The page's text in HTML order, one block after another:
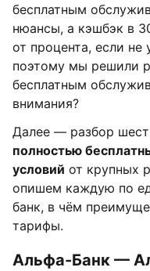
бесплатным
нюансы, а кэшбэк в
от процента, если не
поэтому мы решили
бесплатным
внимания?
Далее — разбор
полностью
условий от крупных
опишем каждую по
банк, в чём
тарифы.
Альфа-Банк —